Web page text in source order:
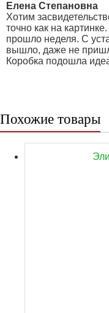
Елена Степановна
Хотим
точно как на
прошло неделя. С
вышло, даже не
Коробка подошла
Похожие товары